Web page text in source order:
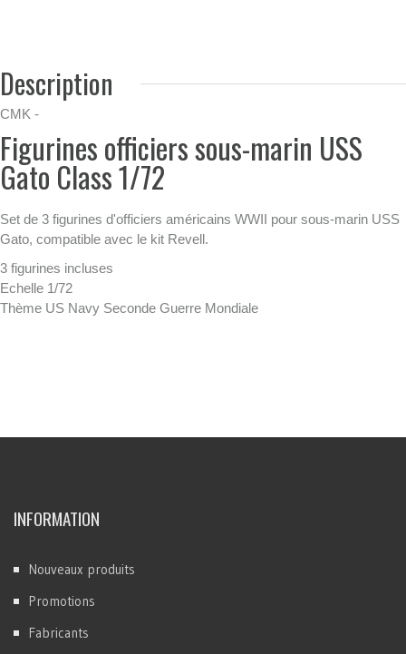
Description
CMK -
Figurines officiers sous-marin USS
Gato Class 1/72
Set de 3 figurines d'officiers américains WWII pour sous-marin USS
Gato, compatible avec le kit Revell.
3 figurines incluses
Echelle 1/72
Thème US Navy Seconde Guerre Mondiale
INFORMATION
Nouveaux produits
Promotions
Fabricants